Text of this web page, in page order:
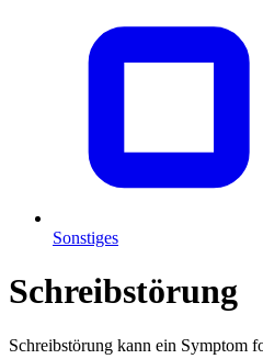
Sonstiges
Schreibstörung
Schreibstörung kann ein Symptom